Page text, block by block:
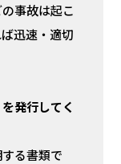
事故は起こ
迅速・適切
発行してく
る書類で